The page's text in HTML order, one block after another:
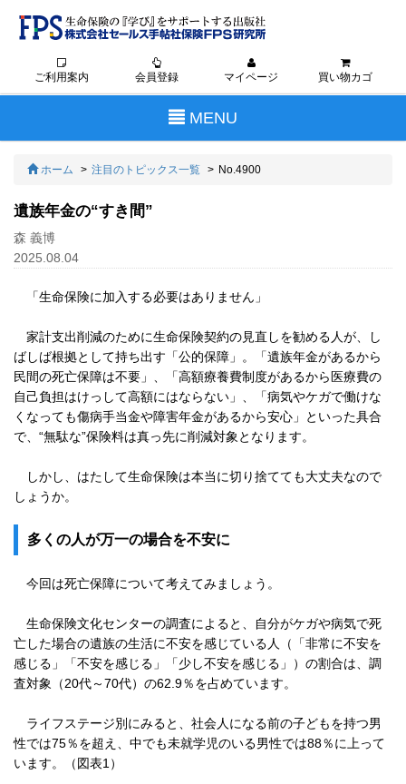
ご利用案内 会員登録 マイページ 買い物カゴ
Toggle
navigation
MENU
ホーム 注目のトピックス一覧 No.4900
遺族年金の“すき間”
森 義博
2025.08.04
「生命保険に加入する必要はありません」
家計支出削減のために生命保険契約の見直しを勧める人が、し
ばしば根拠として持ち出す「公的保障」。「遺族年金があるから
民間の死亡保障は不要」、「高額療養費制度があるから医療費の
自己負担はけっして高額にはならない」、「病気やケガで働けな
くなっても傷病手当金や障害年金があるから安心」といった具合
で、“無駄な”保険料は真っ先に削減対象となります。
しかし、はたして生命保険は本当に切り捨てても大丈夫なので
しょうか。
多くの人が万一の場合を不安に
今回は死亡保障について考えてみましょう。
生命保険文化センターの調査によると、自分がケガや病気で死
亡した場合の遺族の生活に不安を感じている人（「非常に不安を
感じる」「不安を感じる」「少し不安を感じる」）の割合は、調
査対象（20代～70代）の62.9％を占めています。
ライフステージ別にみると、社会人になる前の子どもを持つ男
性では75％を超え、中でも未就学児のいる男性では88％に上って
います。（図表1）